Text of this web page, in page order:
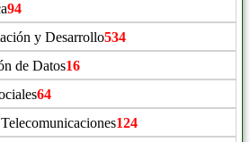
94
y Desarrollo534
de Datos16
64
124